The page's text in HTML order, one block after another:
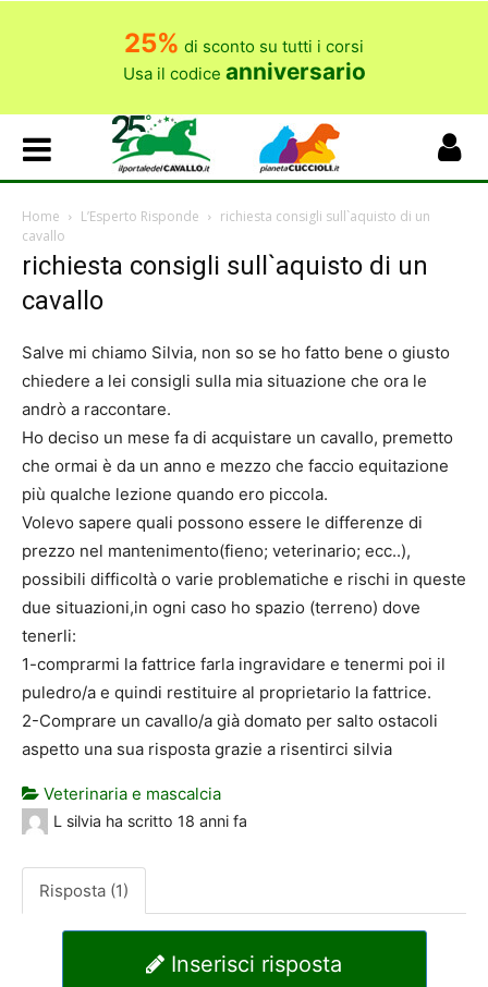
25% di sconto su tutti i corsi
Usa il codice anniversario
Home L’Esperto Risponde
richiesta consigli sull`aquisto di un
cavallo
richiesta consigli sull`aquisto di un
cavallo
Salve mi chiamo Silvia, non so se ho fatto bene o giusto
chiedere a lei consigli sulla mia situazione che ora le
andrò a raccontare.
Ho deciso un mese fa di acquistare un cavallo, premetto
che ormai è da un anno e mezzo che faccio equitazione
più qualche lezione quando ero piccola.
Volevo sapere quali possono essere le differenze di
prezzo nel mantenimento(fieno; veterinario; ecc..),
possibili difficoltà o varie problematiche e rischi in queste
due situazioni,in ogni caso ho spazio (terreno) dove
tenerli:
1-comprarmi la fattrice farla ingravidare e tenermi poi il
puledro/a e quindi restituire al proprietario la fattrice.
2-Comprare un cavallo/a già domato per salto ostacoli
aspetto una sua risposta grazie a risentirci silvia
Veterinaria e mascalcia
L silvia ha scritto 18 anni fa
Risposta (1)
Inserisci risposta